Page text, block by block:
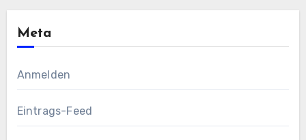
Meta
Anmelden
Eintrags-Feed